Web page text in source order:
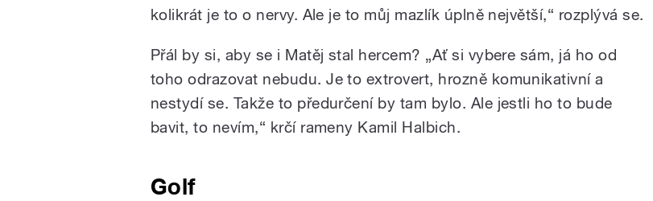
kolikrát je to o nervy. Ale je to můj mazlík úplně největší,“ rozplývá se.
Přál by si, aby se i Matěj stal hercem? „Ať si vybere sám, já ho od
toho odrazovat nebudu. Je to extrovert, hrozně komunikativní a
nestydí se. Takže to předurčení by tam bylo. Ale jestli ho to bude
bavit, to nevím,“ krčí rameny Kamil Halbich.
Golf